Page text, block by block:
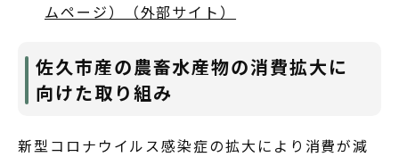
ムページ）（外部サイト）
佐久市産の農畜水産物の消費拡大に
向けた取り組み
新型コロナウイルス感染症の拡大により消費が減